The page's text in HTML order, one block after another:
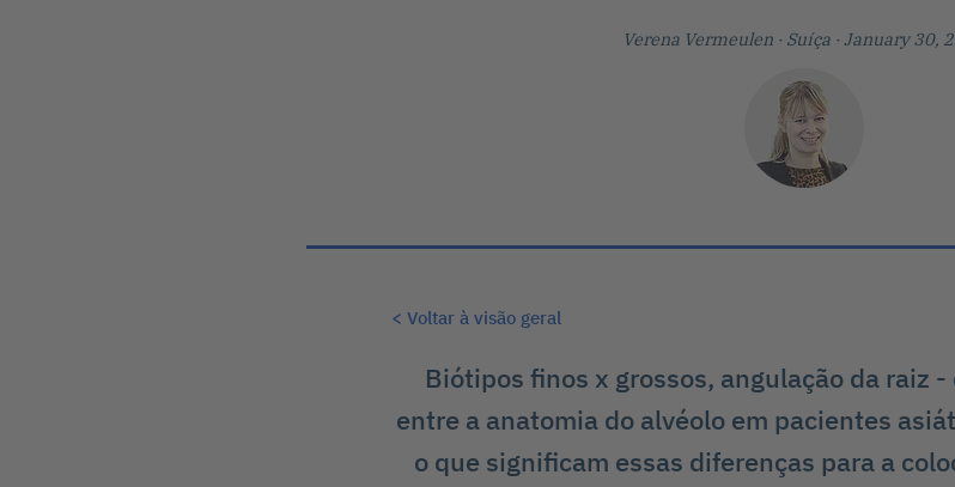
Verena Vermeulen · Suíça · January 30,
< Voltar à visão geral
Biótipos finos x grossos, angulação da raiz
entre a anatomia do alvéolo em pacientes
o que significam essas diferenças para a